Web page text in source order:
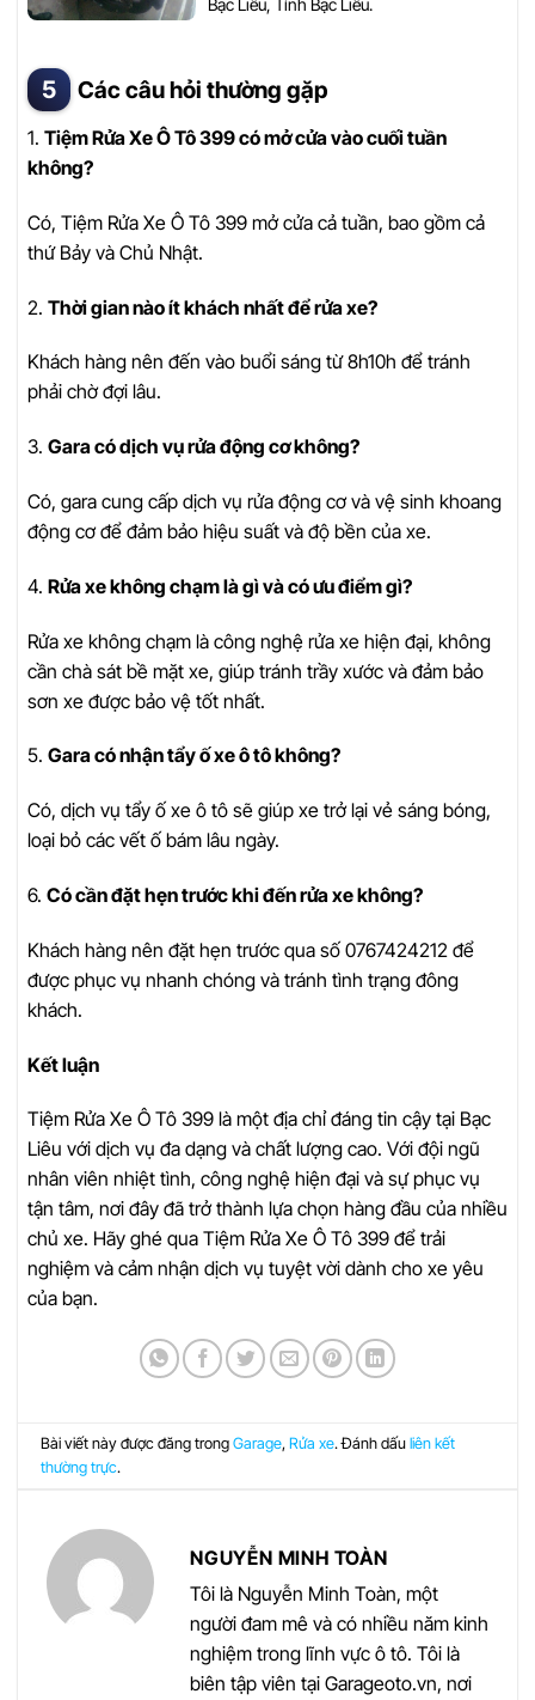
Bạc Liêu, Tỉnh Bạc Liêu.
Các câu hỏi thường gặp
1. Tiệm Rửa Xe Ô Tô 399 có mở cửa vào cuối tuần
không?
Có, Tiệm Rửa Xe Ô Tô 399 mở cửa cả tuần, bao gồm cả
thứ Bảy và Chủ Nhật.
2. Thời gian nào ít khách nhất để rửa xe?
Khách hàng nên đến vào buổi sáng từ 8h10h để tránh
phải chờ đợi lâu.
3. Gara có dịch vụ rửa động cơ không?
Có, gara cung cấp dịch vụ rửa động cơ và vệ sinh khoang
động cơ để đảm bảo hiệu suất và độ bền của xe.
4. Rửa xe không chạm là gì và có ưu điểm gì?
Rửa xe không chạm là công nghệ rửa xe hiện đại, không
cần chà sát bề mặt xe, giúp tránh trầy xước và đảm bảo
sơn xe được bảo vệ tốt nhất.
5. Gara có nhận tẩy ố xe ô tô không?
Có, dịch vụ tẩy ố xe ô tô sẽ giúp xe trở lại vẻ sáng bóng,
loại bỏ các vết ố bám lâu ngày.
6. Có cần đặt hẹn trước khi đến rửa xe không?
Khách hàng nên đặt hẹn trước qua số 0767424212 để
được phục vụ nhanh chóng và tránh tình trạng đông
khách.
Kết luận
Tiệm Rửa Xe Ô Tô 399 là một địa chỉ đáng tin cậy tại Bạc
Liêu với dịch vụ đa dạng và chất lượng cao. Với đội ngũ
nhân viên nhiệt tình, công nghệ hiện đại và sự phục vụ
tận tâm, nơi đây đã trở thành lựa chọn hàng đầu của nhiều
chủ xe. Hãy ghé qua Tiệm Rửa Xe Ô Tô 399 để trải
nghiệm và cảm nhận dịch vụ tuyệt vời dành cho xe yêu
của bạn.
Bài viết này được đăng trongGarage,Rửa xe. Đánh dấuliên kết
thường trực.
NGUYỄN MINH TOÀN
Tôi là Nguyễn Minh Toàn, một
người đam mê và có nhiều năm kinh
nghiệm trong lĩnh vực ô tô. Tôi là
biên tập viên tại Garageoto.vn, nơi